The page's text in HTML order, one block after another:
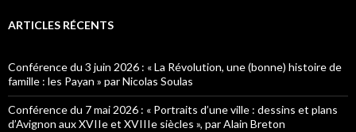
e
h
e
r
:
ARTICLES RÉCENTS
Conférence du 3 juin 2026 : « La Révolution, une (bonne) histoire de
famille : les Payan » par Nicolas Soulas
Conférence du 7 mai 2026 : « Portraits d’une ville : dessins et plans
d’Avignon aux XVIIe et XVIIIe siècles », par Alain Breton